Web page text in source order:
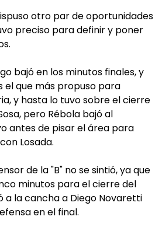
otro par de oportunidades
preciso para definir y poner
bajó en los minutos finales, y
el que más propuso para
y hasta lo tuvo sobre el cierre
pero Rébola bajó al
antes de pisar el área para
Losada.
de la "B" no se sintió, ya que
minutos para el cierre del
a la cancha a Diego Novaretti
en el final.